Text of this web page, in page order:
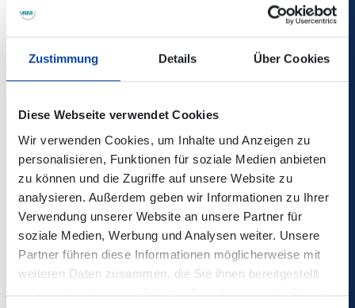
Zustimmung Details Über Cookies
Diese Webseite verwendet Cookies
Wir verwenden Cookies, um Inhalte und Anzeigen zu
personalisieren, Funktionen für soziale Medien anbieten
zu können und die Zugriffe auf unsere Website zu
analysieren. Außerdem geben wir Informationen zu Ihrer
Verwendung unserer Website an unsere Partner für
soziale Medien, Werbung und Analysen weiter. Unsere
Partner führen diese Informationen möglicherweise mit
weiteren Daten zusammen, die Sie ihnen bereitgestellt
haben oder die sie im Rahmen Ihrer Nutzung der Dienste